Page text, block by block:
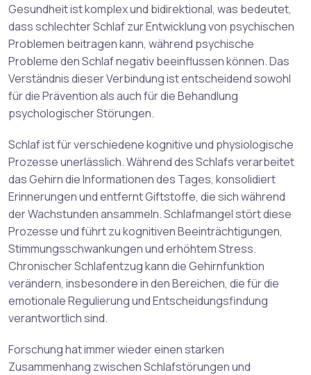
Gesundheit ist komplex und bidirektional, was bedeutet,
dass schlechter Schlaf zur Entwicklung von psychischen
Problemen beitragen kann, während psychische
Probleme den Schlaf negativ beeinflussen können. Das
Verständnis dieser Verbindung ist entscheidend sowohl
für die Prävention als auch für die Behandlung
psychologischer Störungen.
Schlaf ist für verschiedene kognitive und physiologische
Prozesse unerlässlich. Während des Schlafs verarbeitet
das Gehirn die Informationen des Tages, konsolidiert
Erinnerungen und entfernt Giftstoffe, die sich während
der Wachstunden ansammeln. Schlafmangel stört diese
Prozesse und führt zu kognitiven Beeinträchtigungen,
Stimmungsschwankungen und erhöhtem Stress.
Chronischer Schlafentzug kann die Gehirnfunktion
verändern, insbesondere in den Bereichen, die für die
emotionale Regulierung und Entscheidungsfindung
verantwortlich sind.
Forschung hat immer wieder einen starken
Zusammenhang zwischen Schlafstörungen und